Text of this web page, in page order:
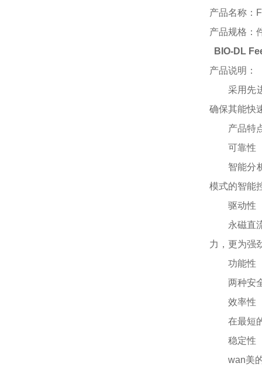
产品名称：
产品规格：
BIO-DL
产品说明：
采用先
确保其能快
产品特
可靠性
智能分
模式的智能
驱动性
永磁直
力，更为强
功能性
两种安
效率性
在最短
稳定性
wan美